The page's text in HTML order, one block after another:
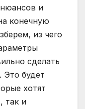
и
конечную
из чего
сделать
Это будет
хотят
так и